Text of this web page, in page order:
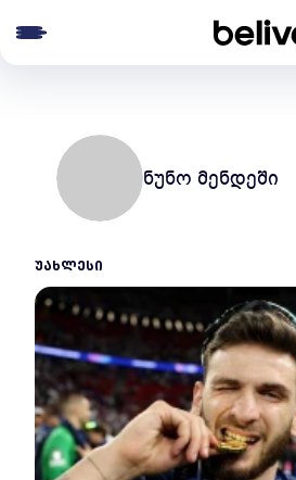
ნუნო მენდეში
ᲣᲐᲮᲚᲔᲡᲘ